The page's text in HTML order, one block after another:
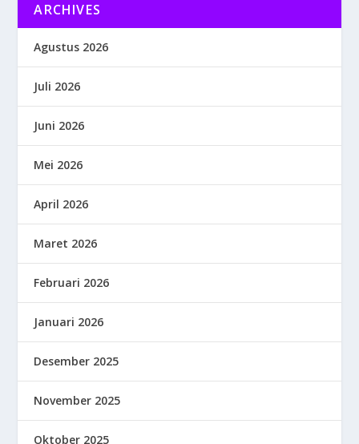
ARCHIVES
Agustus 2026
Juli 2026
Juni 2026
Mei 2026
April 2026
Maret 2026
Februari 2026
Januari 2026
Desember 2025
November 2025
Oktober 2025